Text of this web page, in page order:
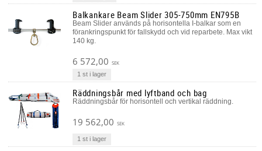
Balkankare Beam Slider 305-750mm EN795B
Beam Slider används på horisontella I-balkar som en
förankringspunkt för fallskydd och vid reparbete. Max vikt
140 kg.
6 572,00 SEK
1 st i lager
Räddningsbår med lyftband och bag
Räddningsbår för horisontell och vertikal räddning.
19 562,00 SEK
1 st i lager